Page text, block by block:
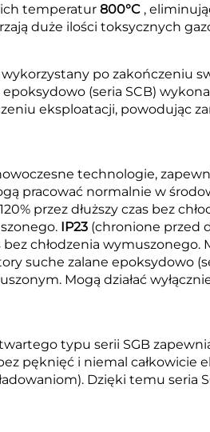
temperatur 800°C ,
duże ilości toksycznych
po zakończeniu
(seria SCB)
eksploatacji, powodując
technologie,
pracować normalnie w
przez dłuższy czas bez
IP23 (chronione przed
chłodzenia wymuszonego.
suche zalane epoksydowo
Mogą działać
typu serii SGB
pęknięć i niemal całkowicie
Dzięki temu seria